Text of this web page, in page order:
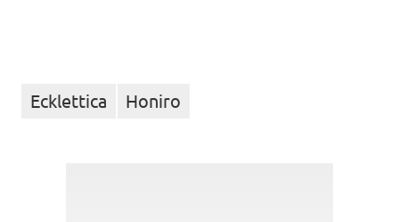
Ecklettica Honiro